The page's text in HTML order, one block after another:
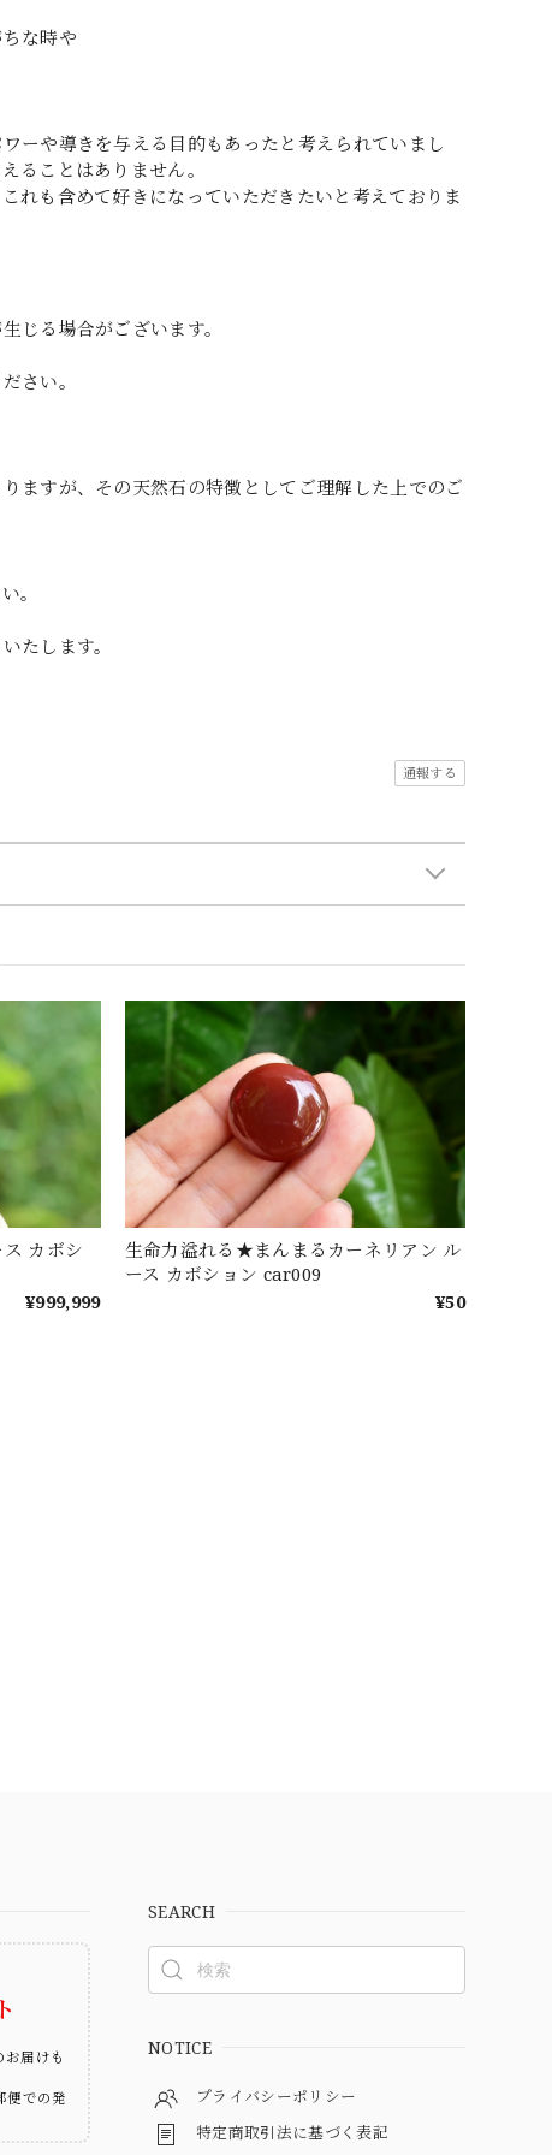
な時や
ーや導きを与える目的もあったと考えられていまし
ることはありません。
れも含めて好きになっていただきたいと考えておりま
じる場合がございます。
さい。
ますが、その天然石の特徴としてご理解した上でのご
。
たします。
通報する
カボシ
¥999,999
生命力溢れる★まんまるカーネリアン ル
ース カボション car009
¥50
届けも
便での発
SEARCH
NOTICE
プライバシーポリシー
特定商取引法に基づく表記